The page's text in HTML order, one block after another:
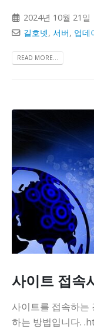
2024년 10월 21일
길호넷,서버, 업데
READ MORE...
사이트 접속
사이트를 접속하는
하는 방법입니다.